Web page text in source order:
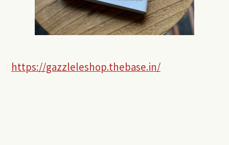
https://gazzleleshop.thebase.in/